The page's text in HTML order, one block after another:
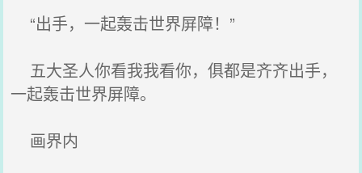
“出手，一起轰击世界屏障！”
五大圣人你看我我看你，俱都是齐齐出手，
一起轰击世界屏障。
画界内